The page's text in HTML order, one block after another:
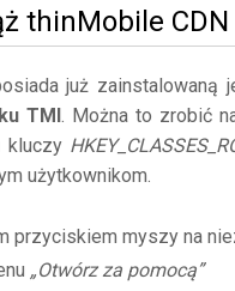
thinMobile
już
TMI. Można to zrobić
kluczy
użytkownikom.
przyciskiem myszy na
„Otwórz za pomocą”